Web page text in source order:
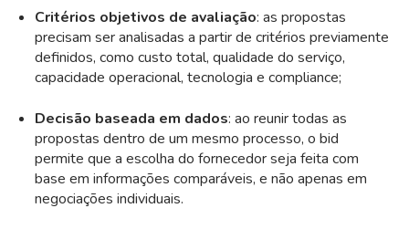
Critérios objetivos de avaliação: as propostas
precisam ser analisadas a partir de critérios previamente
definidos, como custo total, qualidade do serviço,
capacidade operacional, tecnologia e compliance;
Decisão baseada em dados: ao reunir todas as
propostas dentro de um mesmo processo, o bid
permite que a escolha do fornecedor seja feita com
base em informações comparáveis, e não apenas em
negociações individuais.